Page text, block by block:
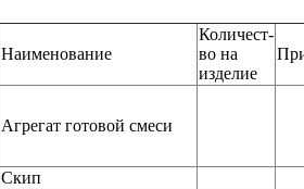
Наименование
Количест-
во на
изделие
Агрегат готовой смеси
Скип